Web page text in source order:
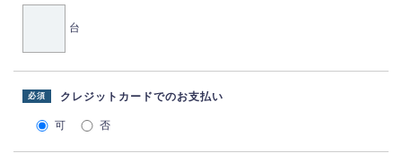
台
クレジットカードでのお支払い
必須
可 否